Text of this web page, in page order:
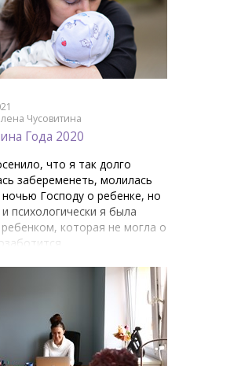
Чусовитина
Года 2020
что я так долго
забеременеть, молилась
Господу о ребенке, но
психологически я была
которая не могла о